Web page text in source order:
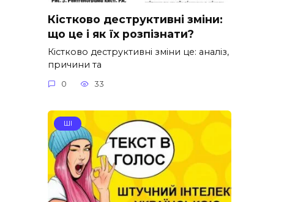
Кістково деструктивні зміни:
що це і як їх розпізнати?
Кістково деструктивні зміни це: аналіз,
причини та
0 33
ШІ